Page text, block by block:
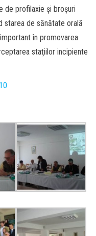
de profilaxie şi broşuri
starea de sănătate orală
în promovarea
staţiilor incipiente